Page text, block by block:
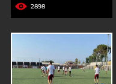
2898